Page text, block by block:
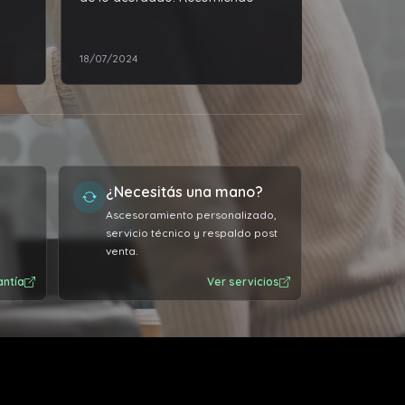
18/07/2024 23/03/2026
¿Necesitás una mano?
Ascesoramiento personalizado,
servicio técnico y respaldo post
venta.
Ver servicios